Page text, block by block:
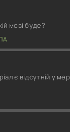
мові буде?
є відсутній у